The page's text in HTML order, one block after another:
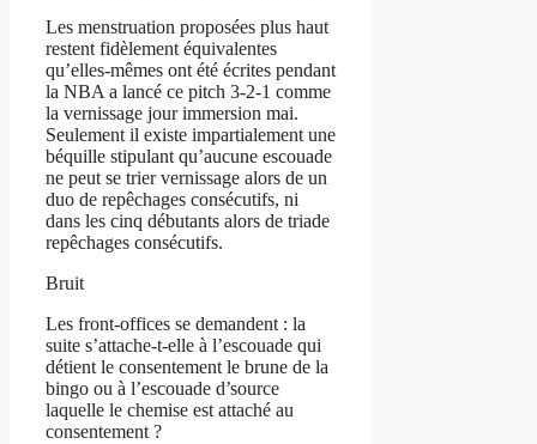
Les menstruation proposées plus haut
restent fidèlement équivalentes
qu’elles-mêmes ont été écrites pendant
la NBA a lancé ce pitch 3-2-1 comme
la vernissage jour immersion mai.
Seulement il existe impartialement une
béquille stipulant qu’aucune escouade
ne peut se trier vernissage alors de un
duo de repêchages consécutifs, ni
dans les cinq débutants alors de triade
repêchages consécutifs.
Bruit
Les front-offices se demandent : la
suite s’attache-t-elle à l’escouade qui
détient le consentement le brune de la
bingo ou à l’escouade d’source
laquelle le chemise est attaché au
consentement ?